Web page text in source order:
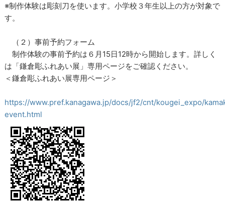
※制作体験は彫刻刀を使います。小学校３年生以上の方が対象で
す。
（２）事前予約フォーム
制作体験の事前予約は６月15日12時から開始します。詳しく
は「鎌倉彫ふれあい展」専用ページをご確認ください。
＜鎌倉彫ふれあい展専用ページ＞
https://www.pref.kanagawa.jp/docs/jf2/cnt/kougei_expo/
event.html